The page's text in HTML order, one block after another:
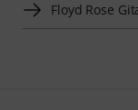
Floyd Rose